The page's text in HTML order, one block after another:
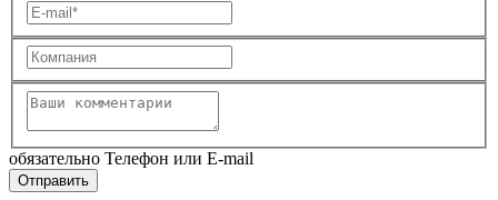
обязательно Телефон или E-mail